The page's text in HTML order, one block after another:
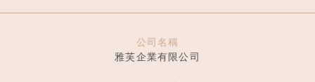
公司名稱
雅芙企業有限公司